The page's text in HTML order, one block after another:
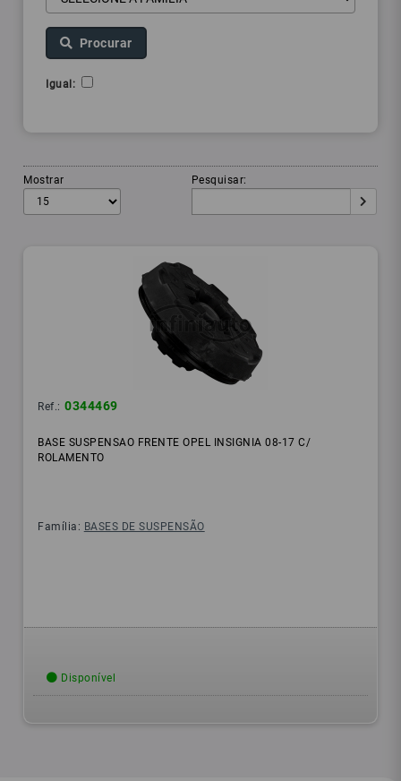
Procurar
Igual:
Mostrar Pesquisar:
Ref.: 0344469
BASE SUSPENSAO FRENTE OPEL INSIGNIA 08-17 C/
ROLAMENTO
Família: BASES DE SUSPENSÃO
Disponível